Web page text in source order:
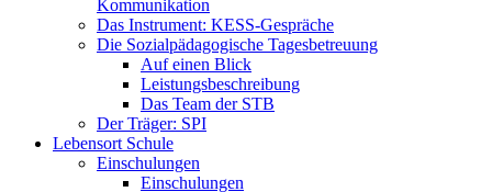
Kommunikation
Das Instrument: KESS-Gespräche
Die Sozialpädagogische Tagesbetreuung
Auf einen Blick
Leistungsbeschreibung
Das Team der STB
Der Träger: SPI
Lebensort Schule
Einschulungen
Einschulungen